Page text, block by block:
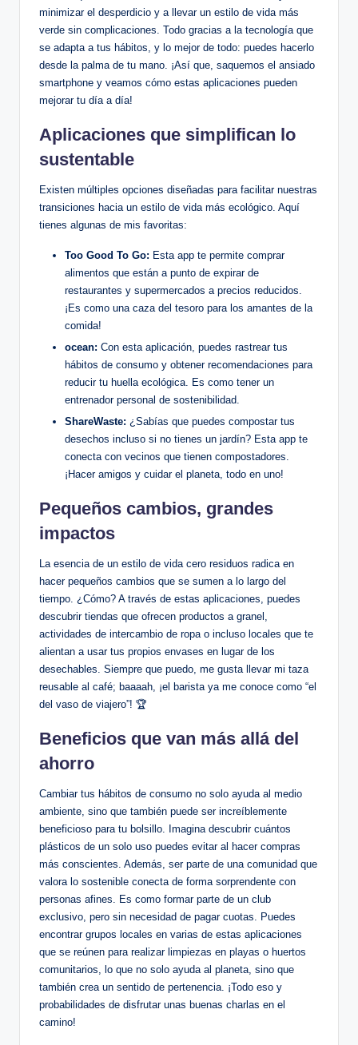
minimizar el desperdicio y a llevar un estilo de vida más
verde sin complicaciones. Todo gracias a la tecnología que
se adapta a tus hábitos, y lo mejor de todo: puedes hacerlo
desde la palma de tu mano. ¡Así que, saquemos el ansiado
smartphone y veamos cómo estas aplicaciones pueden
mejorar tu día a día!
Aplicaciones que simplifican lo
sustentable
Existen múltiples opciones diseñadas para facilitar nuestras
transiciones hacia un estilo de vida más ecológico. Aquí
tienes algunas de mis favoritas:
Too Good To Go: Esta app te permite comprar
alimentos que están a punto de expirar de
restaurantes y supermercados a precios reducidos.
¡Es como una caza del tesoro para los amantes de la
comida!
ocean: Con esta aplicación, puedes rastrear tus
hábitos de consumo y obtener recomendaciones para
reducir tu huella ecológica. Es como tener un
entrenador personal de sostenibilidad.
ShareWaste: ¿Sabías que puedes compostar tus
desechos incluso si no tienes un jardín? Esta app te
conecta con vecinos que tienen compostadores.
¡Hacer amigos y cuidar el planeta, todo en uno!
Pequeños cambios, grandes
impactos
La esencia de un estilo de vida cero residuos radica en
hacer pequeños cambios que se sumen a lo largo del
tiempo. ¿Cómo? A través de estas aplicaciones, puedes
descubrir tiendas que ofrecen productos a granel,
actividades de intercambio de ropa o incluso locales que te
alientan a usar tus propios envases en lugar de los
desechables. Siempre que puedo, me gusta llevar mi taza
reusable al café; baaaah, ¡el barista ya me conoce como “el
del vaso de viajero”! 🏆
Beneficios que van más allá del
ahorro
Cambiar tus hábitos de consumo no solo ayuda al medio
ambiente, sino que también puede ser increíblemente
beneficioso para tu bolsillo. Imagina descubrir cuántos
plásticos de un solo uso puedes evitar al hacer compras
más conscientes. Además, ser parte de una comunidad que
valora lo sostenible conecta de forma sorprendente con
personas afines. Es como formar parte de un club
exclusivo, pero sin necesidad de pagar cuotas. Puedes
encontrar grupos locales en varias de estas aplicaciones
que se reúnen para realizar limpiezas en playas o huertos
comunitarios, lo que no solo ayuda al planeta, sino que
también crea un sentido de pertenencia. ¡Todo eso y
probabilidades de disfrutar unas buenas charlas en el
camino!